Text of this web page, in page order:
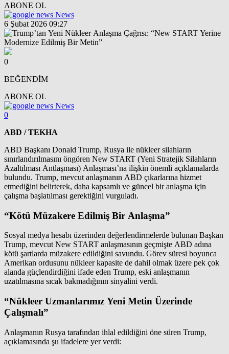
ABONE OL
News
6 Şubat 2026 09:27
0
BEĞENDİM
ABONE OL
News
0
ABD / TEKHA
ABD Başkanı Donald Trump, Rusya ile nükleer silahların
sınırlandırılmasını öngören New START (Yeni Stratejik Silahların
Azaltılması Antlaşması) Anlaşması’na ilişkin önemli açıklamalarda
bulundu. Trump, mevcut anlaşmanın ABD çıkarlarına hizmet
etmediğini belirterek, daha kapsamlı ve güncel bir anlaşma için
çalışma başlatılması gerektiğini vurguladı.
“Kötü Müzakere Edilmiş Bir Anlaşma”
Sosyal medya hesabı üzerinden değerlendirmelerde bulunan Başkan
Trump, mevcut New START anlaşmasının geçmişte ABD adına
kötü şartlarda müzakere edildiğini savundu. Görev süresi boyunca
Amerikan ordusunu nükleer kapasite de dahil olmak üzere pek çok
alanda güçlendirdiğini ifade eden Trump, eski anlaşmanın
uzatılmasına sıcak bakmadığının sinyalini verdi.
“Nükleer Uzmanlarımız Yeni Metin Üzerinde
Çalışmalı”
Anlaşmanın Rusya tarafından ihlal edildiğini öne süren Trump,
açıklamasında şu ifadelere yer verdi: